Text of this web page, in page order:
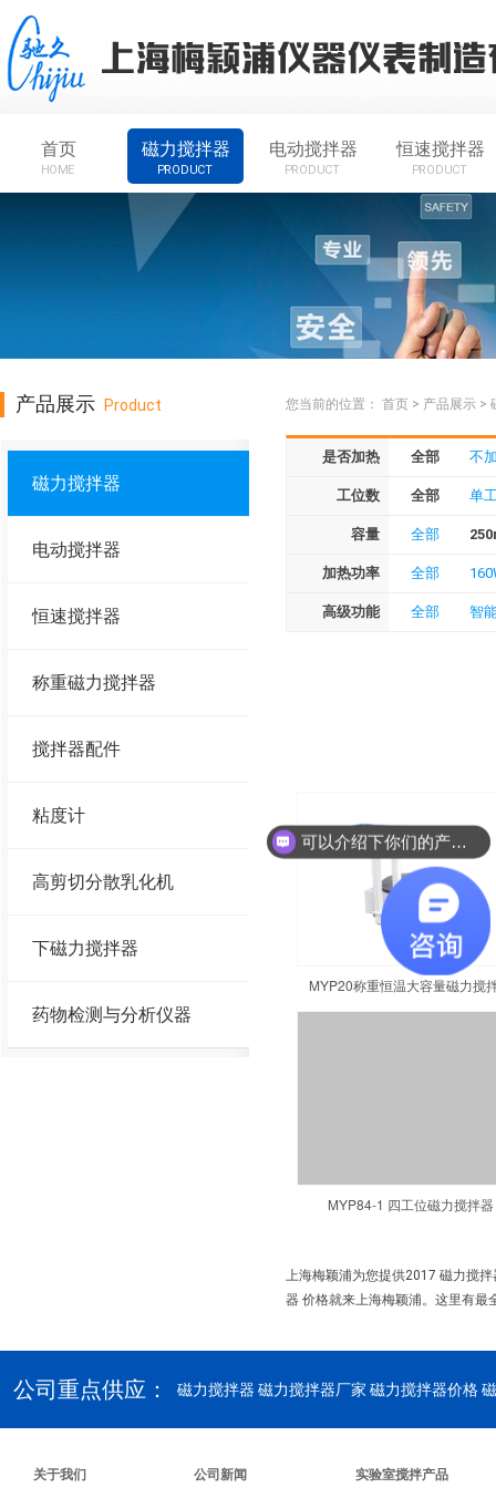
首页
HOME
磁力搅拌器
PRODUCT
电动搅拌器
PRODUCT
恒速搅拌器
PRODUCT
产品展示 Product
磁力搅拌器
电动搅拌器
恒速搅拌器
称重磁力搅拌器
搅拌器配件
粘度计
高剪切分散乳化机
下磁力搅拌器
药物检测与分析仪器
您当前的位置： 首页 > 产品展示 >
是否加热 全部 不
工位数 全部 单
容量 全部
加热功率 全部
高级功能 全部 智
MYP20称重恒温大容量磁力搅
MYP84-1 四工位磁力搅拌器
上海梅颖浦为您提供2017 磁力搅
器 价格就来上海梅颖浦。这里有最
公司重点供应： 磁力搅拌器 磁力搅拌器厂家 磁力搅拌器价格
关于我们 公司新闻 实验室搅拌产品
可以介绍下你们的产品么？